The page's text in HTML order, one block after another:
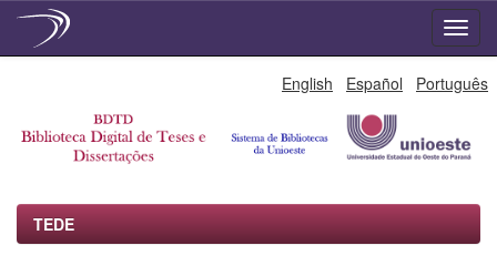
English Español Português
TEDE